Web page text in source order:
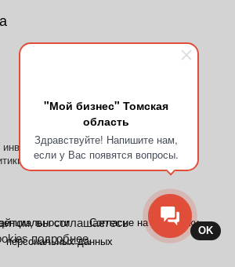
"Мой бизнес" Томская
область
Здравствуйте! Напишите нам,
если у Вас появятся вопросы.
Согласие на обработку
персональных данных
вы соглашаетесь
подробнее.
OK